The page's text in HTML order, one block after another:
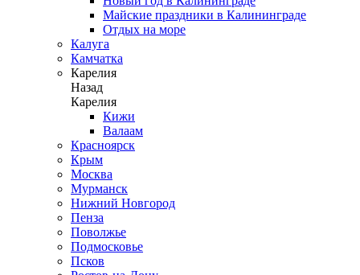
Майские праздники в Калининграде
Отдых на море
Калуга
Камчатка
Карелия
Назад
Карелия
Кижи
Валаам
Красноярск
Крым
Москва
Мурманск
Нижний Новгород
Пенза
Поволжье
Подмосковье
Псков